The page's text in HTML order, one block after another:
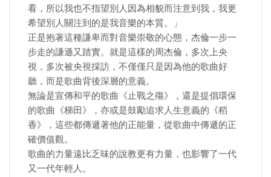
看，所以我也不指望別人因為相貌而注意到我，我更
希望別人關注到的是我音樂的本質。」
正是抱著這種謙卑而對音樂崇敬的心態，杰倫一步一
步走的謙遜又踏實。就是這樣的周杰倫，多次上央
視，多次被央視採訪，不僅僅只是因為他的歌曲好
聽，而是歌曲背後深層的意義。
無論是宣傳和平的歌曲《止戰之殤》，還是提倡環保
的歌曲《梯田》，亦或是鼓勵追求人生意義的《稻
香》，這些都傳遞著他的正能量，從歌曲中傳遞的正
確價值觀。
歌曲的力量遠比乏味的說教更有力量，也影響了一代
又一代年輕人。